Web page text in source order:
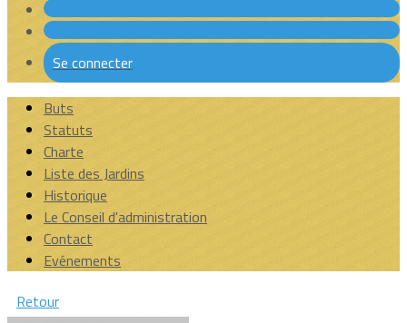
Se connecter
Buts
Statuts
Charte
Liste des Jardins
Historique
Le Conseil d'administration
Contact
Evénements
Retour